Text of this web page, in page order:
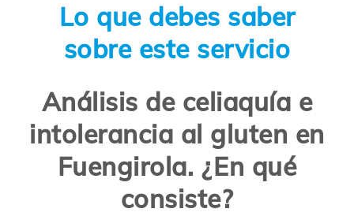
Lo que debes saber
sobre este servicio
Análisis de celiaquía e
intolerancia al gluten en
Fuengirola. ¿En qué
consiste?